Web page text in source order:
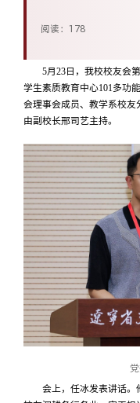
阅读： 178
5月23日， 我校校友会
学生素质教育中心101多功
会理事会成员、教学系校
由副校长邢司艺主持。
会上，任冰发表讲话。